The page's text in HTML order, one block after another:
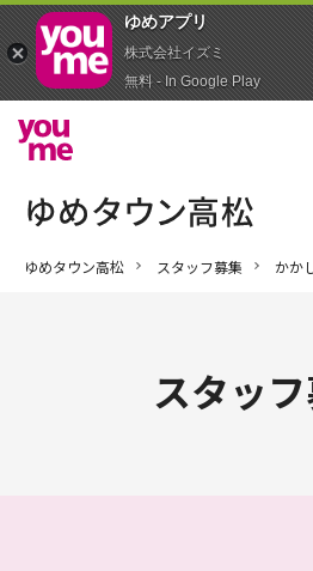
ゆめタウン高松 スタッフ募集 かか
スタッ
ゆめアプ‪リ‬
株式会社イズミ
無料 - In Google Play